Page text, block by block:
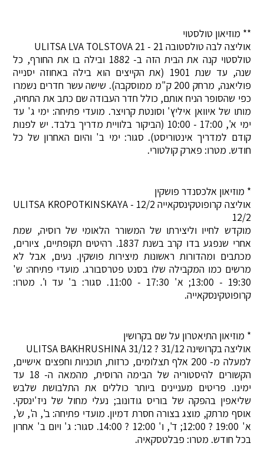
** מוזיאון טולסטוי
אוליצה לבה טולסטובה 21 - ULITSA LVA TOLSTOVA 21
טולסטוי קנה את הבית הזה ב- 1882 ובילה בו את החורף, כל
שנה, עד שנת 1901 (את הקייצים הוא בילה באחוזה יסנייה
פוליאנה, מרחק 200 ק"מ ממוסקבה). שישה עשר חדרים נשמרו
כפי שהסופר הניח אותם, כולל חדר העבודה שם כתב את התחיה,
מותו של איוואן איליץ' וסונטת קרויצר. מועדי פתיחה: ימי ג' עד
ימי א', 17:00 - 10:00 (הביקור בלוויית מדריך בלבד. יש לפנות
קודם למדריך אינטוריסט). סגור: ימי ב' והיום האחרון של כל
חודש. מטרו: פארק קולטורי.
* מוזיאון אלכסנדר פושקין
אוליצה קרופוטקינסקאייה 12/2 - ULITSA KROPOTKINSKAYA
12/2
מוקדש לחייו וליצירתו של המשורר הלאומי של רוסיה, שמת
אחרי שנפגע בדו קרב בשנת 1837. רהיטים תקופתיים, ציורים,
מכתבים ומהדורות ראשונות מיצירות פושקין. נעים, אבל לא
מרשים כמו המקבילה שלו בסנט פטרסבורג. מועדי פתיחה: ש'
19:30 - 13:00; א' 17:30 - 11:00. סגור: ב' עד ו'. מטרו:
קרופוטקינסקאייה.
* מוזיאון התיאטרון על שם בקרושין
אוליצה בקרושינה 31/12 ? ULITSA BAKHRUSHINA 31/12
למעלה מ- 200 אלף תצלומים, כרזות, תוכניות וחפצים אישיים,
הקשורים להיסטוריה של הבימה הרוסית, מהמאה ה- 18 עד
ימינו. פריטים מעניינים ביותר כוללים את התלבושת שלבש
שליאפין בהפקה של בוריס גודונוב; נעלי מחול של ניז'ינסקי.
אוסף מרתק, מוצג בצורה חסרת דמיון. מועדי פתיחה: ב', ה', ש',
א' 19:00 ? 12:00; ד', ו' 12:00 ? 14:00. סגור: ג' ויום ב' אחרון
בכל חודש. מטרו: פבלטסקאיה.